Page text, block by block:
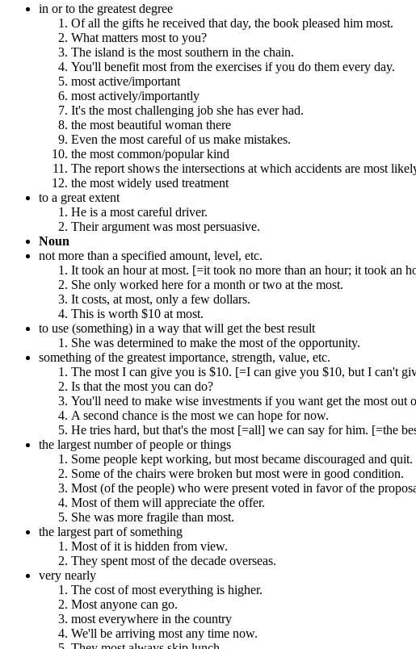
in or to the greatest degree
Of all the gifts he received that day, the book pleased him most.
What matters most to you?
The island is the most southern in the chain.
You'll benefit most from the exercises if you do them every day.
most active/important
most actively/importantly
It's the most challenging job she has ever had.
the most beautiful woman there
Even the most careful of us make mistakes.
the most common/popular kind
The report shows the intersections at which accidents are most
the most widely used treatment
to a great extent
He is a most careful driver.
Their argument was most persuasive.
Noun
not more than a specified amount, level, etc.
It took an hour at most. [=it took no more than an hour; it took an
She only worked here for a month or two at the most.
It costs, at most, only a few dollars.
This is worth $10 at most.
to use (something) in a way that will get the best result
She was determined to make the most of the opportunity.
something of the greatest importance, strength, value, etc.
The most I can give you is $10. [=I can give you $10, but I can't
Is that the most you can do?
You'll need to make wise investments if you want get the most out
A second chance is the most we can hope for now.
He tries hard, but that's the most [=all] we can say for him. [=the
the largest number of people or things
Some people kept working, but most became discouraged and quit.
Some of the chairs were broken but most were in good condition.
Most (of the people) who were present voted in favor of the
Most of them will appreciate the offer.
She was more fragile than most.
the largest part of something
Most of it is hidden from view.
They spent most of the decade overseas.
very nearly
The cost of most everything is higher.
Most anyone can go.
most everywhere in the country
We'll be arriving most any time now.